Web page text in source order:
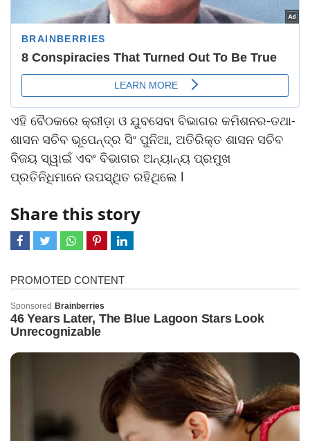
ଏହି ବୈଠକରେ କ୍ରୀଡ଼ା ଓ ଯୁବସେବା ବିଭାଗର କମିଶନର-ତଥା-
ଶାସନ ସଚିବ ଭୂପେନ୍ଦ୍ର ସିଂ ପୁନିଆ, ଅତିରିକ୍ତ ଶାସନ ସଚିବ
ବିଜୟ ସ୍ୱାଇଁ ଏବଂ ବିଭାଗର ଅନ୍ୟାନ୍ୟ ପ୍ରମୁଖ
ପ୍ରତିନିଧିମାନେ ଉପସ୍ଥିତ ରହିଥିଲେ l
Share this story